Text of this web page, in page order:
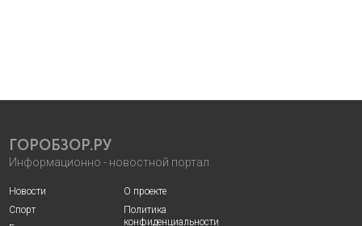
ГОРОБЗОР.РУ
Информационно - новостной портал
Новости
Спорт
О проекте
Политика
конфиденциальности